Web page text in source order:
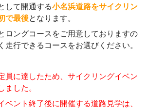
して開通する小名浜道路をサイクリン
で最後となります。
ロングコースをご用意しておりますの
走行できるコースをお選びください。
に達したため、サイクリングイベン
ました。
ント終了後に開催する道路見学は、